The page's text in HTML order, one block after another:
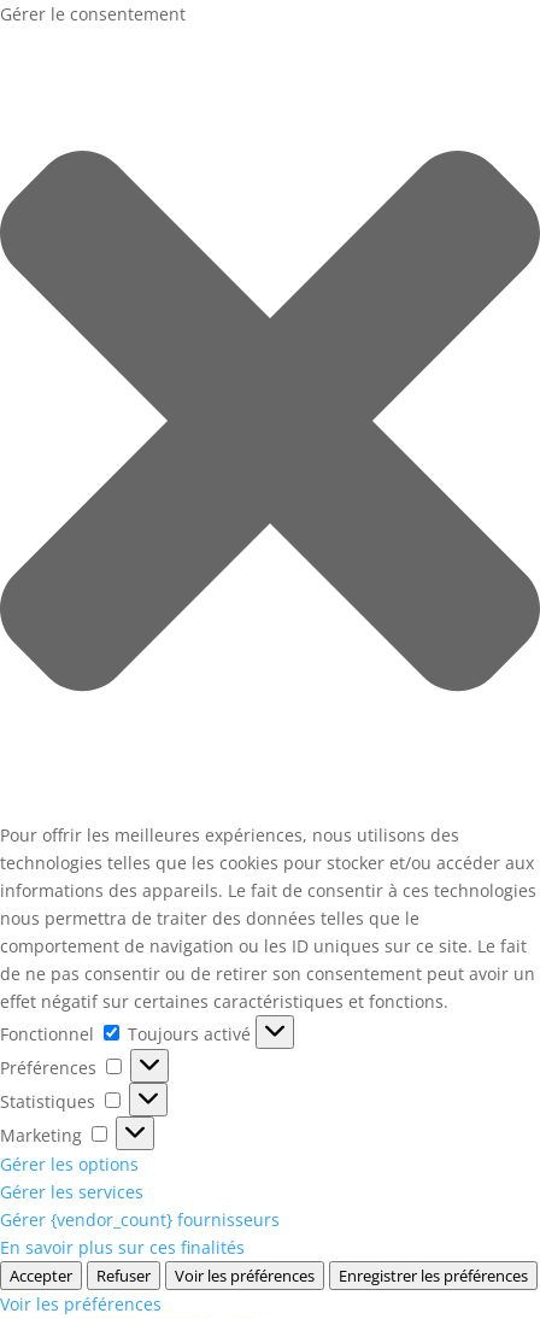
Gérer le consentement
Pour offrir les meilleures expériences, nous utilisons des
technologies telles que les cookies pour stocker et/ou accéder aux
informations des appareils. Le fait de consentir à ces technologies
nous permettra de traiter des données telles que le
comportement de navigation ou les ID uniques sur ce site. Le fait
de ne pas consentir ou de retirer son consentement peut avoir un
effet négatif sur certaines caractéristiques et fonctions.
Fonctionnel
Fonctionnel
Toujours activé
Préférences
Préférences
Statistiques
Statistiques
Marketing
Marketing
Gérer les options
Gérer les services
Gérer {vendor_count} fournisseurs
En savoir plus sur ces finalités
Accepter Refuser Voir les préférences Enregistrer les préférences
Voir les préférences